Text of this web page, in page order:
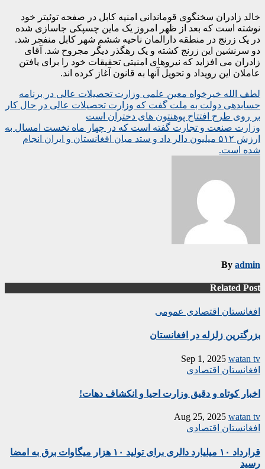
خالد زادران سخنگوی قوماندانی امنیه کابل در صفحه توئیتر خود
نوشته است که بعد از ظهر امروز یک ماین چسپکی جاسازی شده
در یک زرنج در منطقه دارالمان ناحیه ششم شهر کابل منفجر شد.
دو سرنشین این زرنج کشته و یک رهگذر دیگر مجروح شد. آقای
زادران می افزاید که نیروهای امنیتی تحقیقات خود را برای یافتن
عاملان این رویداد و تحویل آنها به قانون آغاز کرده اند.
Post
navigation
لطف الله خیرخواه معین علمی وزارت تحصیلات عالی در برنامه
حسابدهی دولت به ملت گفت که وزارت تحصیلات عالی در حال کار
بر روی طرح افتتاح پوهنتون های دختران است
وزارت صنعت و تجارت گفته است که در چهار ماه نخست امسال به
ارزش ۵۱۲ میلیون دالر داد و ستد میان افغانستان و ایران انجام
شده است.
By admin
Related Post
افغانستان اقتصادی عمومی
بزرگترین زلزله در افغانستان
Sep 1, 2025 watan tv
افغانستان اقتصادی
اخبار کوتاه و دقیق وزارت احیا و انکشاف دهات!
Aug 25, 2025 watan tv
افغانستان اقتصادی
قرارداد ۱۰ میلیارد دالری برای تولید ۱۰ هزار میگاوات برق به امضا
رسید